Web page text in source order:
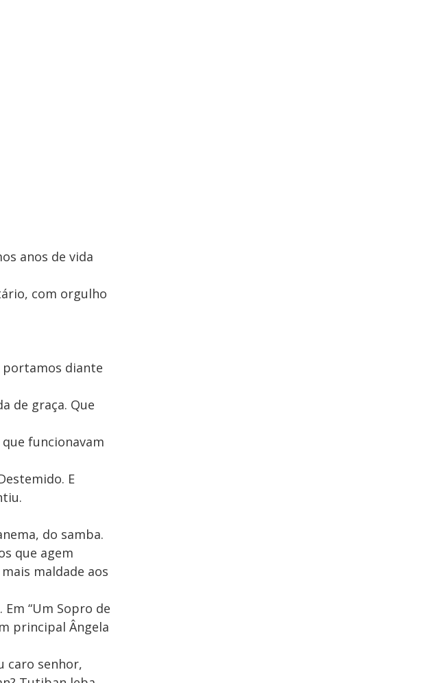
anos de vida
com orgulho
portamos diante
de graça. Que
funcionavam
E
do samba.
que agem
maldade aos
“Um Sopro de
principal Ângela
caro senhor,